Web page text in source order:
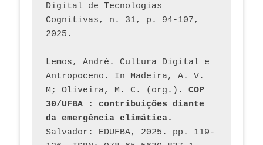
Digital de Tecnologias
Cognitivas, n. 31, p. 94-107,
2025.
Lemos, André. Cultura Digital e
Antropoceno. In Madeira, A. V.
M; Oliveira, M. C. (org.). COP
30/UFBA : contribuições diante
da emergência climática.
Salvador: EDUFBA, 2025. pp. 119-